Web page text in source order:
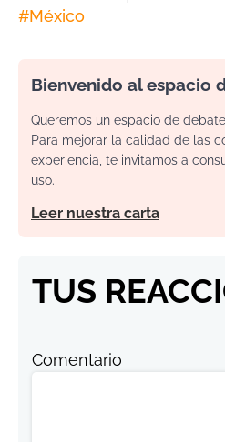
#México
Bienvenido al espacio
Queremos un espacio de
Para mejorar la calidad de las
experiencia, te invitamos a
uso.
Leer nuestra carta
TUS
Comentario